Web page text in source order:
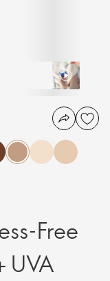
Free
UVA